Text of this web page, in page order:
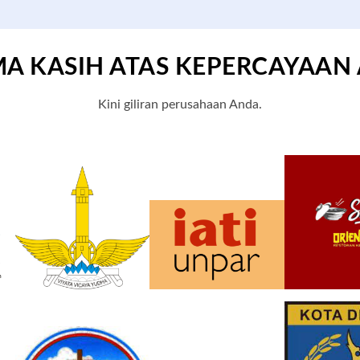
KASIH ATAS
Kini giliran perusahaan Anda.